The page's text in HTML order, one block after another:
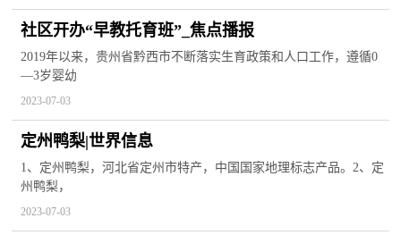
社区开办“早教托育班”_焦点播报
2019年以来，贵州省黔西市不断落实生育政策和人口工作，遵循0
—3岁婴幼
2023-07-03
定州鸭梨|世界信息
1、定州鸭梨，河北省定州市特产，中国国家地理标志产品。2、定
州鸭梨，
2023-07-03